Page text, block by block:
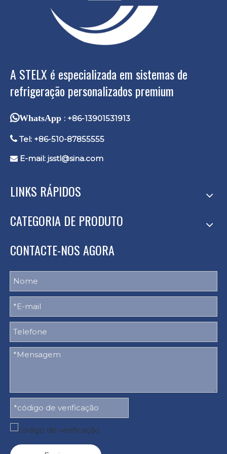
A STELX é especializada em sistemas de
refrigeração personalizados premium
WhatsApp : +86-13901531913
 Tel: +86-510-87855555
 E-mail: jsstl@sina.com
LINKS RÁPIDOS
CATEGORIA DE PRODUTO
CONTACTE-NOS AGORA